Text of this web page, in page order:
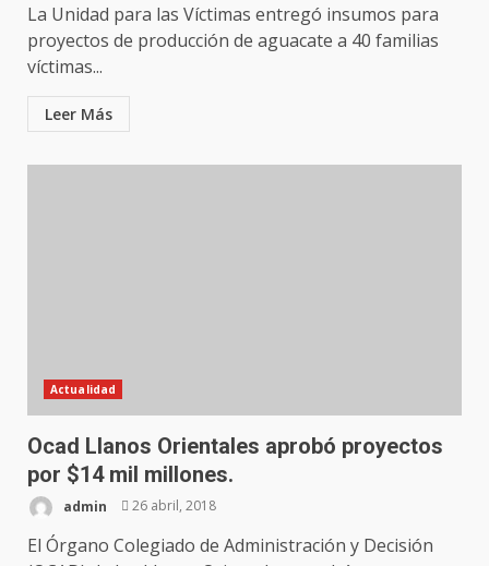
La Unidad para las Víctimas entregó insumos para
proyectos de producción de aguacate a 40 familias
víctimas...
Leer Más
Actualidad
Ocad Llanos Orientales aprobó proyectos
por $14 mil millones.
admin 26 abril, 2018
El Órgano Colegiado de Administración y Decisión